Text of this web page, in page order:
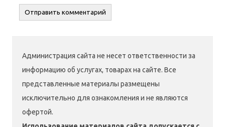
Администрация сайта не несет ответственности за
информацию об услугах, товарах на сайте. Все
представленные материалы размещены
исключительно для ознакомления и не являются
офертой.